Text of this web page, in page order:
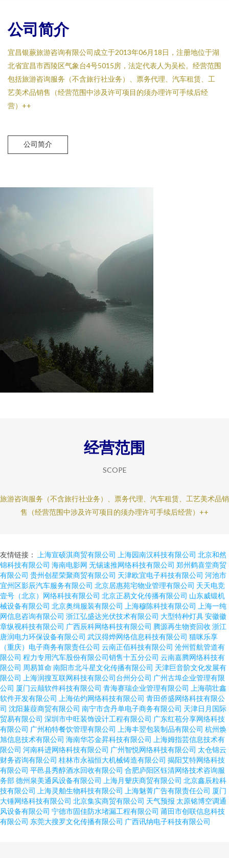
公司简介
宜昌银蕨旅游咨询有限公司成立于2013年06月18日，注册地位于湖
北省宜昌市西陵区气象台4号5015房，法定代表人为吴松。经营范围
包括旅游咨询服务（不含旅行社业务）、票务代理、汽车租赁、工
艺美术品销售（经营范围中涉及许可项目的须办理许可手续后经
营）++
公司简介
经营范围
SCOPE
旅游咨询服务（不含旅行社业务）、票务代理、汽车租赁、工艺美术品销
售（经营范围中涉及许可项目的须办理许可手续后经营）++
友情链接： 上海宣硕淇商贸有限公司 上海园南汉科技有限公司 北京和然
锦科技有限公司 海南电影网 无锡速推网络科技有限公司 郑州鹤喜堂商贸
有限公司 贵州创星荣聚商贸有限公司 天津欧宜电子科技有限公司 河池市
宜州区影辰汽车服务有限公司 北京居惠苑宅物业管理有限公司 天天电竞
壹号（北京）网络科技有限公司 北京正易文化传播有限公司 山东威锻机
械设备有限公司 北京奥缉服装有限公司 上海穆陈科技有限公司
上海一纯
网信息咨询有限公司 浙江弘盛达光伏技术有限公司 大型特种灯具安徽徽
章纵视科技有限公司 广西辰科网络科技有限公司 腾源再生物资回收 浙江
唐润电力环保设备有限公司 武汉得烨网络信息科技有限公司 猫咪乐享
（重庆）电子商务有限责任公司 云南正佰科技有限公司 沧州哲航管道有
限公司 程力专用汽车股份有限公司销售十五分公司 云南嘉腾网络科技有
限公司 周易算命 南阳市北斗星文化传播有限公司 天津巨音阶文化发展有
限公司
上海润搜互联网科技有限公司台州分公司 广州古埠企业管理有限
公司 厦门云颠软件科技有限公司 青海赛瑞企业管理有限公司
上海萌壮鑫
软件开发有限公司
上海佑灼网络科技有限公司 青田侨盛网络科技有限公
司 沈阳蒹葭商贸有限公司 南宁市含丹单电子商务有限公司 天津日月国际
贸易有限公司 深圳市中旺装饰设计工程有限公司 广东红苞分享网络科技
有限公司 广州柏特餐饮管理有限公司 上海丰翌包装制品有限公司 杭州焕
旭信息技术有限公司 海南华芯金昇科技有限公司
上海姆指芸信息技术有
限公司 河南科进网络科技有限公司 广州智悦网络科技有限公司 太仓锦云
财务咨询有限公司 桂林市永福恒大机械铸造有限公司 揭阳艾特网络科技
有限公司 平邑县秀醇酒水回收有限公司 合肥庐阳区钰清网络技术咨询服
务部德州泉美通风设备有限公司 上海月颦庆商贸有限公司 北京鑫辰粒科
技有限公司
上海灵舶生物科技有限公司 上海魅菁广告有限责任公司 厦门
大锤网络科技有限公司 北京集实商贸有限公司 天气预报 太原铭博空调通
风设备有限公司 宁德市固佳防水堵漏工程有限公司 莆田市创联信息科技
有限公司 东莞大搜罗文化传播有限公司 广西讯纳电子科技有限公司